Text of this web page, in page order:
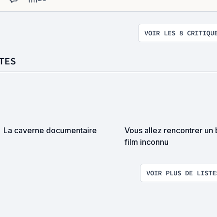
VOIR LES 8
La caverne documentaire
Vous allez rencontrer un
film inconnu
VOIR PLUS DE